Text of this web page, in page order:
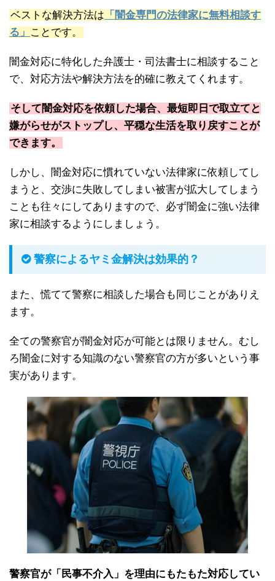
ベストな解決方法は 「闇金専門の法律家に無料相談す
る」 ことです。
闇金対応に特化した弁護士・司法書士に相談すること
で、対応方法や解決方法を的確に教えてくれます。
そして闇金対応を依頼した場合、最短即日で取立てと
嫌がらせがストップし、平穏な生活を取り戻すことが
できます。
しかし、闇金対応に慣れていない法律家に依頼してし
まうと、交渉に失敗してしまい被害が拡大してしまう
ことも往々にしてありますので、必ず闇金に強い法律
家に相談するようにしましょう。
警察によるヤミ金解決は効果的？
また、慌てて警察に相談した場合も同じことがありえ
ます。
全ての警察官が闇金対応が可能とは限りません。むし
ろ闇金に対する知識のない警察官の方が多いという事
実があります。
警察官が「民事不介入」を理由にもたもた対応してい